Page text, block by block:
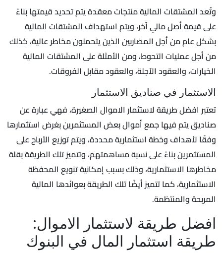
وتُعد المشتقات المالية منتجات معقدة يتم تحديد قيمتها بناءً
على قيمة أصل مالي آخر، ويتم استهداف المشتقات المالية
بشكل عام من أجل المضاربين الذين يتحملون مخاطر عالية، كذلك
من أجل عمليات التحوط، ومن الأمثلة على المشتقات المالية
الخيارات، والعقود الآجلة، والعقود مقابل الفروقات.
الاستثمار في صناديق الاستثمار
تعتبر افضل طريقة لاستثمار الاموال الصغيرة، فهي عبارة عن
صناديق يتم فيها جمع أموال بعض المستثمرين بغرض استثمارها
وفقًا لأهداف وخطة استثمارية محددة، ويتم توزيع الأرباح على
المستثمرين بناءً على نسبة مساهمتهم، وتتميز تلك الطريقة بقلة
مخاطرها الاستثمارية، وذلك بسبب إمكانية تنويع المحفظة
الاستثمارية، كما تتميز أيضًا تلك الطريقة بعوائدها المالية
المربحة والمنتظمة.
افضل طريقة لاستثمار الاموال:
طريقة استثمار المال في البنوك